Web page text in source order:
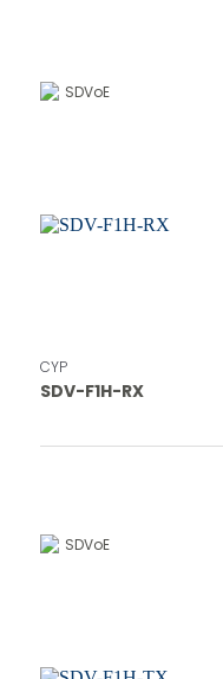
SDVoE
CYP
SDV-F1H-RX
SDVoE